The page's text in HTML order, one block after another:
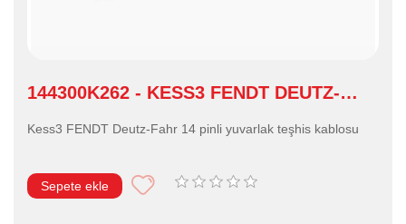
144300K262 - KESS3 FENDT DEUTZ-
Kess3 FENDT Deutz-Fahr 14 pinli yuvarlak teşhis kablosu
Sepete ekle